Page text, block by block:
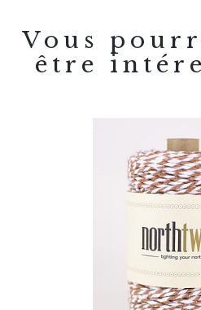
Vous
être